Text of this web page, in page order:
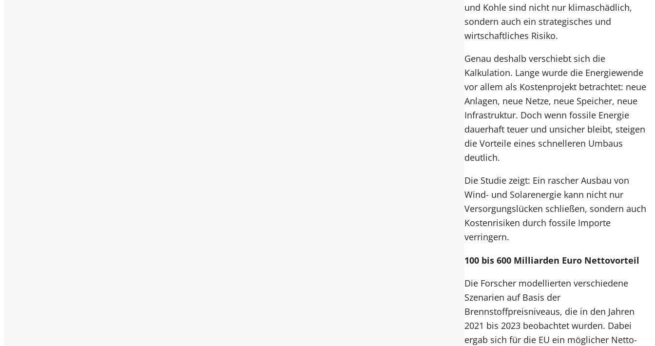
und Kohle sind nicht nur klimaschädlich,
sondern auch ein strategisches und
wirtschaftliches Risiko.
Genau deshalb verschiebt sich die
Kalkulation. Lange wurde die Energiewende
vor allem als Kostenprojekt betrachtet: neue
Anlagen, neue Netze, neue Speicher, neue
Infrastruktur. Doch wenn fossile Energie
dauerhaft teuer und unsicher bleibt, steigen
die Vorteile eines schnelleren Umbaus
deutlich.
Die Studie zeigt: Ein rascher Ausbau von
Wind- und Solarenergie kann nicht nur
Versorgungslücken schließen, sondern auch
Kostenrisiken durch fossile Importe
verringern.
100 bis 600 Milliarden Euro Nettovorteil
Die Forscher modellierten verschiedene
Szenarien auf Basis der
Brennstoffpreisniveaus, die in den Jahren
2021 bis 2023 beobachtet wurden. Dabei
ergab sich für die EU ein möglicher Netto-